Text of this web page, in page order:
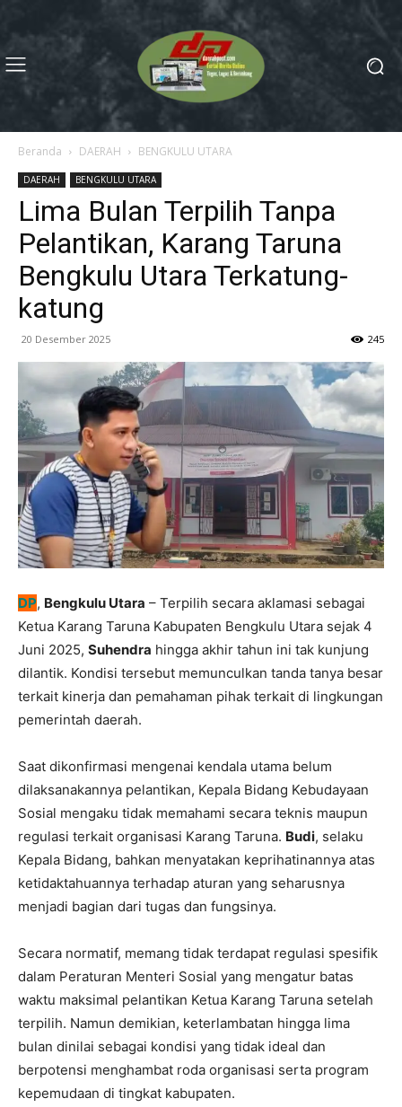
Beranda DAERAH BENGKULU UTARA
DAERAH BENGKULU UTARA
Lima Bulan Terpilih Tanpa
Pelantikan, Karang Taruna
Bengkulu Utara Terkatung-
katung
20 Desember 2025 245
DP, Bengkulu Utara – Terpilih secara aklamasi sebagai
Ketua Karang Taruna Kabupaten Bengkulu Utara sejak 4
Juni 2025, Suhendra hingga akhir tahun ini tak kunjung
dilantik. Kondisi tersebut memunculkan tanda tanya besar
terkait kinerja dan pemahaman pihak terkait di lingkungan
pemerintah daerah.
Saat dikonfirmasi mengenai kendala utama belum
dilaksanakannya pelantikan, Kepala Bidang Kebudayaan
Sosial mengaku tidak memahami secara teknis maupun
regulasi terkait organisasi Karang Taruna. Budi, selaku
Kepala Bidang, bahkan menyatakan keprihatinannya atas
ketidaktahuannya terhadap aturan yang seharusnya
menjadi bagian dari tugas dan fungsinya.
Secara normatif, memang tidak terdapat regulasi spesifik
dalam Peraturan Menteri Sosial yang mengatur batas
waktu maksimal pelantikan Ketua Karang Taruna setelah
terpilih. Namun demikian, keterlambatan hingga lima
bulan dinilai sebagai kondisi yang tidak ideal dan
berpotensi menghambat roda organisasi serta program
kepemudaan di tingkat kabupaten.